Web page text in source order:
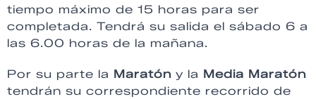
tiempo máximo de 15 horas para ser
completada. Tendrá su salida el sábado 6 a
las 6.00 horas de la mañana.
Por su parte la Maratón y la Media Maratón
tendrán su correspondiente recorrido de